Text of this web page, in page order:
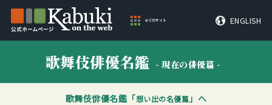
全てのサイト ENGLISH
歌舞伎俳優名鑑 - 現在の俳優篇 -
歌舞伎俳優名鑑「想い出の名優篇」へ